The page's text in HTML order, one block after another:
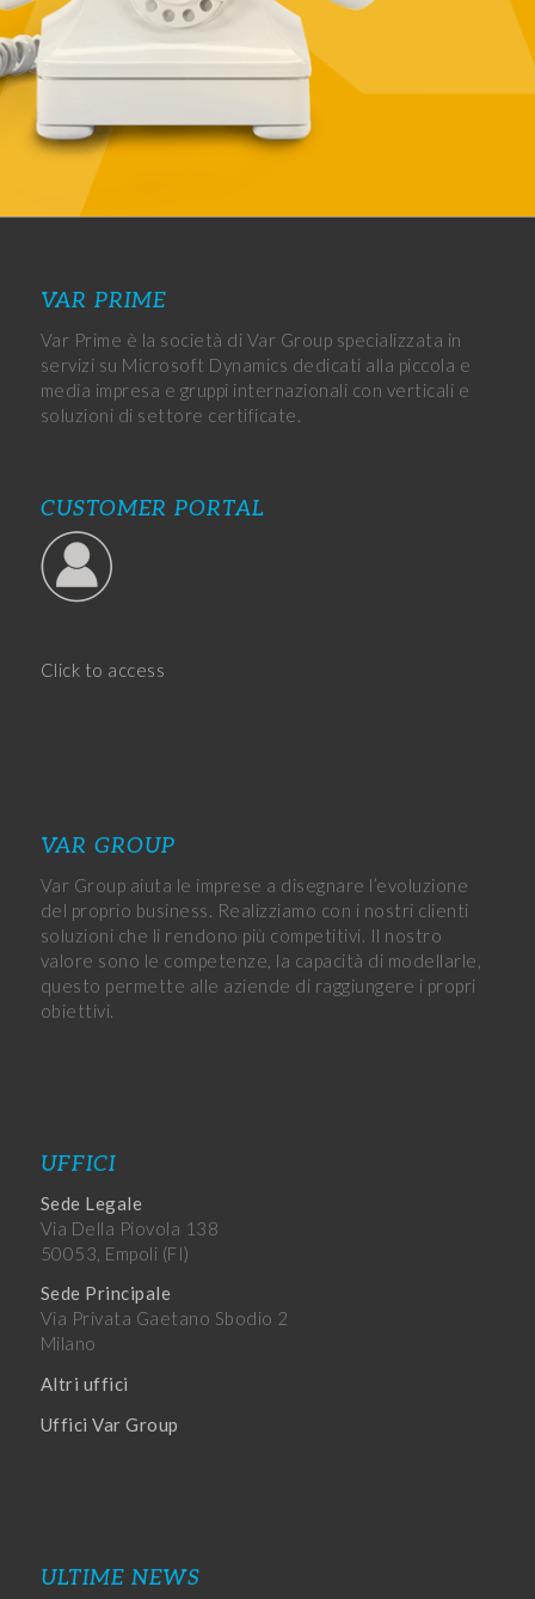
CONTATTACI!
VAR PRIME
Var Prime è la società di Var Group specializzata in
servizi su Microsoft Dynamics dedicati alla piccola e
media impresa e gruppi internazionali con verticali e
soluzioni di settore certificate.
CUSTOMER PORTAL
Click to access
VAR GROUP
Var Group aiuta le imprese a disegnare l’evoluzione
del proprio business. Realizziamo con i nostri clienti
soluzioni che li rendono più competitivi. Il nostro
valore sono le competenze, la capacità di modellarle,
questo permette alle aziende di raggiungere i propri
obiettivi.
UFFICI
Sede Legale
Via Della Piovola 138
50053, Empoli (FI)
Sede Principale
Via Privata Gaetano Sbodio 2
Milano
Altri uffici
Uffici Var Group
ULTIME NEWS